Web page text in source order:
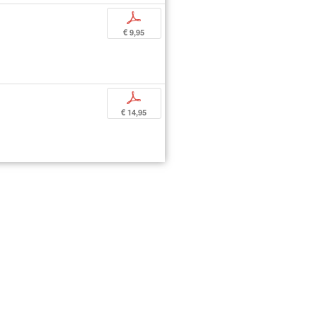
p
€ 9,95
p
€ 14,95